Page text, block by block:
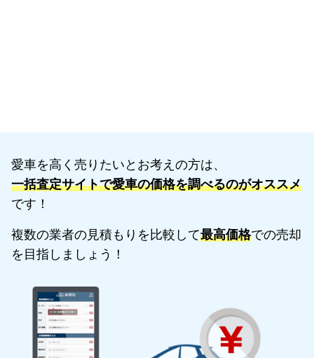
愛車を高く売りたいとお考えの方は、
一括査定サイトで愛車の価格を調べるのがオススメ
です！
複数の業者の見積もりを比較して最高価格での売却
を目指しましょう！